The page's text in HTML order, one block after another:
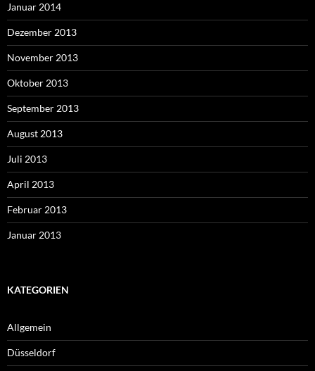
Januar 2014
Dezember 2013
November 2013
Oktober 2013
September 2013
August 2013
Juli 2013
April 2013
Februar 2013
Januar 2013
KATEGORIEN
Allgemein
Düsseldorf